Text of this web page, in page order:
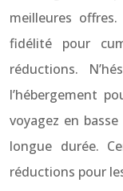
meilleures
fidélité pour
réductions.
l’hébergement
voyagez en
longue durée.
réductions pour